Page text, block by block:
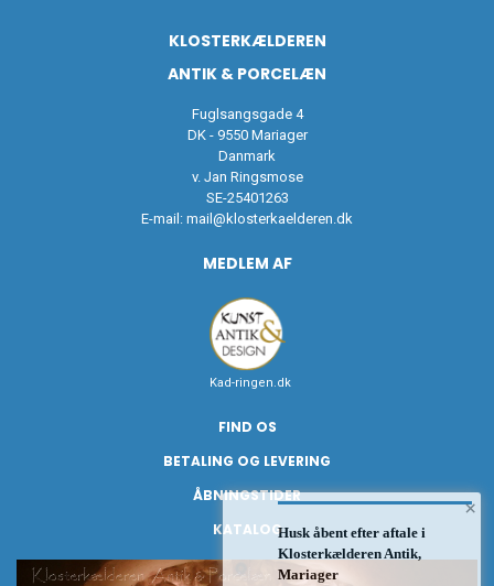
KLOSTERKÆLDEREN
ANTIK & PORCELÆN
Fuglsangsgade 4
DK - 9550 Mariager
Danmark
v. Jan Ringsmose
SE-25401263
E-mail: mail@klosterkaelderen.dk
MEDLEM AF
Kad-ringen.dk
FIND OS
BETALING OG LEVERING
ÅBNINGSTIDER
KATALOG
×
Husk åbent efter aftale i
Klosterkælderen Antik,
Mariager